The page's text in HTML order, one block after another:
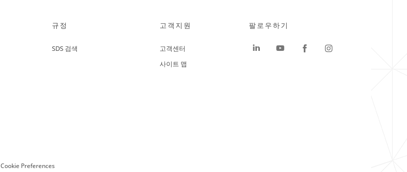
규정
SDS 검색
고객지원
고객센터
사이트 맵
Cookie Preferences
팔로우하기